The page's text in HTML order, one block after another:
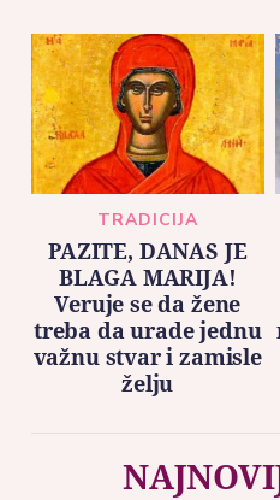
TRADICIJA
PAZITE, DANAS JE
BLAGA MARIJA!
Veruje se da žene
treba da urade jednu
važnu stvar i zamisle
želju